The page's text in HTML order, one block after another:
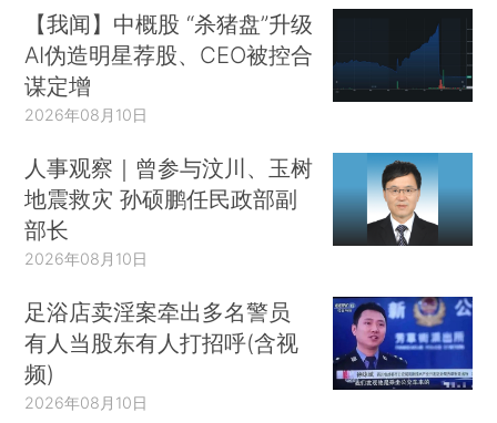
【我闻】中概股 “杀猪盘”升级
AI伪造明星荐股、CEO被控合
谋定增
2026年08月10日
人事观察｜曾参与汶川、玉树
地震救灾 孙硕鹏任民政部副
部长
2026年08月10日
足浴店卖淫案牵出多名警员
有人当股东有人打招呼(含视
频)
2026年08月10日